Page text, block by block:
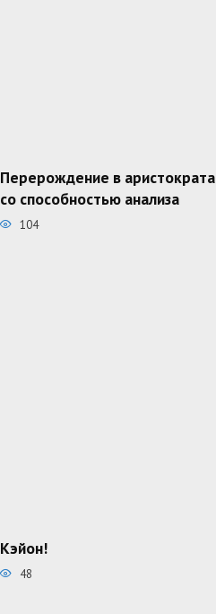
Перерождение в аристократа
со способностью анализа
104
Кэйон!
48